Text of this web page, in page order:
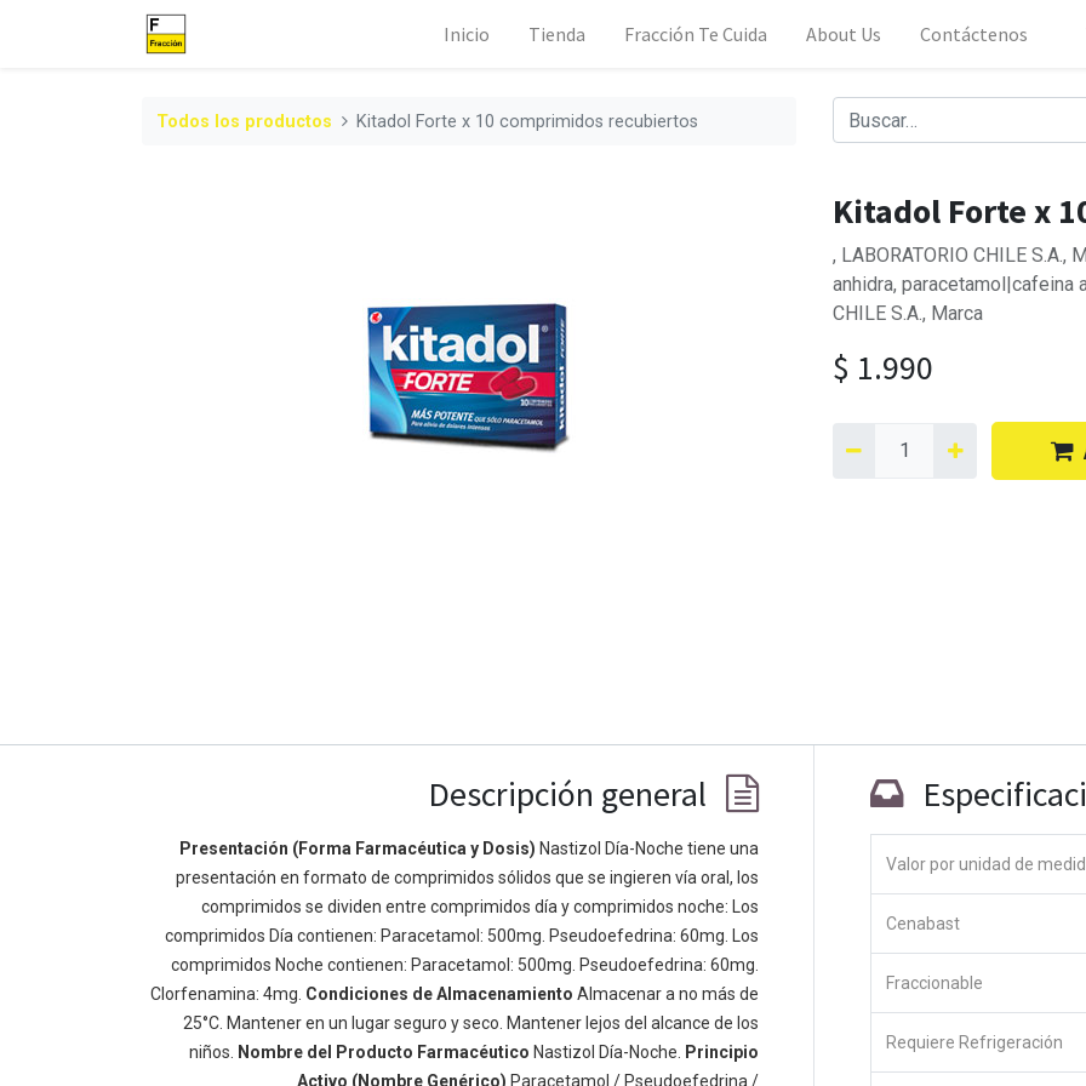
Inicio Tienda Fracción Te Cuida About Us Contáctenos
Todos los productos Kitadol Forte x 10 comprimidos recubiertos
Kitadol Forte x
, LABORATORIO CHILE
anhidra, paracetamol|cafeina
CHILE S.A., Marca
$ 1.990
Descripción general
Presentación (Forma Farmacéutica y Dosis) Nastizol Día-Noche tiene una
presentación en formato de comprimidos sólidos que se ingieren vía oral, los
comprimidos se dividen entre comprimidos día y comprimidos noche: Los
comprimidos Día contienen: Paracetamol: 500mg. Pseudoefedrina: 60mg. Los
comprimidos Noche contienen: Paracetamol: 500mg. Pseudoefedrina: 60mg.
Clorfenamina: 4mg. Condiciones de Almacenamiento Almacenar a no más de
25°C. Mantener en un lugar seguro y seco. Mantener lejos del alcance de los
niños.
Nombre del Producto Farmacéutico Nastizol Día-Noche.
Principio
Activo (Nombre Genérico) Paracetamol / Pseudoefedrina /
Valor por unidad de
Cenabast
Fraccionable
Requiere Refrigeración
Enlaces de Ínteres
Inicio
Acerca de
Productos
Servicios
Política de privacidad
Acerca de
Somos un equipo de personas apasionadas cuyo objetivo es
mejorar la vida de todos a través de productos disruptivos.
Construimos grandes productos para resolver sus problemas
de negocio. Nuestros productos están diseñados para
pequeñas y medianas empresas dispuestas a optimizar su
rendimiento.